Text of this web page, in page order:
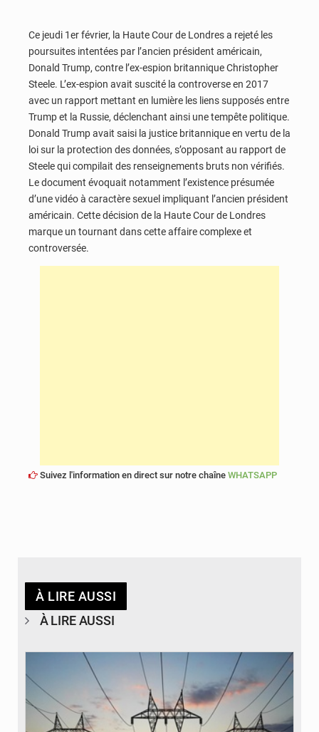
Ce jeudi 1er février, la Haute Cour de Londres a rejeté les
poursuites intentées par l’ancien président américain,
Donald Trump, contre l’ex-espion britannique Christopher
Steele. L’ex-espion avait suscité la controverse en 2017
avec un rapport mettant en lumière les liens supposés entre
Trump et la Russie, déclenchant ainsi une tempête politique.
Donald Trump avait saisi la justice britannique en vertu de la
loi sur la protection des données, s’opposant au rapport de
Steele qui compilait des renseignements bruts non vérifiés.
Le document évoquait notamment l’existence présumée
d’une vidéo à caractère sexuel impliquant l’ancien président
américain. Cette décision de la Haute Cour de Londres
marque un tournant dans cette affaire complexe et
controversée.
Suivez l'information en direct sur notre chaîne WHATSAPP
À LIRE AUSSI
À LIRE AUSSI